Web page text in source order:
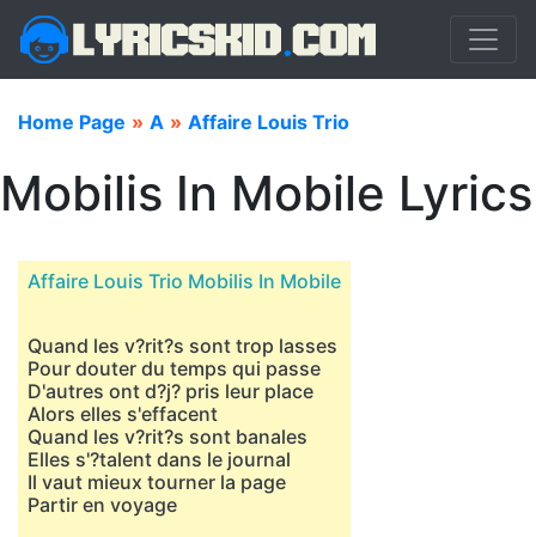
Home Page » A » Affaire Louis Trio
Mobilis In Mobile Lyrics
Affaire Louis Trio Mobilis In Mobile
Quand les v?rit?s sont trop lasses
Pour douter du temps qui passe
D'autres ont d?j? pris leur place
Alors elles s'effacent
Quand les v?rit?s sont banales
Elles s'?talent dans le journal
Il vaut mieux tourner la page
Partir en voyage